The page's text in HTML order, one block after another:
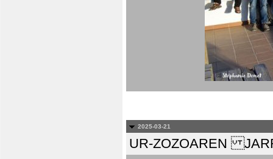
2025-03-21
UR-ZOZOAREN